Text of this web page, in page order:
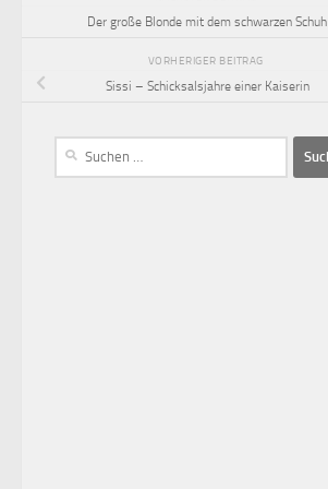
Der große Blonde mit dem schwarzen Schuh
VORHERIGER BEITRAG
Sissi – Schicksalsjahre einer Kaiserin